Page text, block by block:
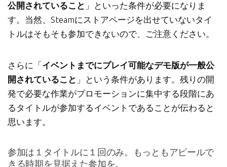
公開されていること 」といった条件が必要になりま
す。当然、Steamにストアページを出せていないタイ
トルはそもそも参加できないので、ご注意ください。
さらに「 イベントまでにプレイ可能なデモ版が一般公
開されていること 」という条件があります。残りの開
発で必要な作業がプロモーションに集中する段階にあ
るタイトルが参加するイベントであることが伝わると
思います。
参加は１タイトルに１回のみ。もっともアピールで
きる時期を見据えた参加を。